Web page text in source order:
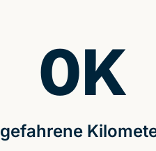
gefahrene
0K